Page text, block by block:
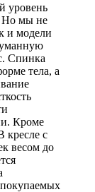
уровень
Но мы не
и модели
Спинка
тела, а
Кроме
кресле с
весом до